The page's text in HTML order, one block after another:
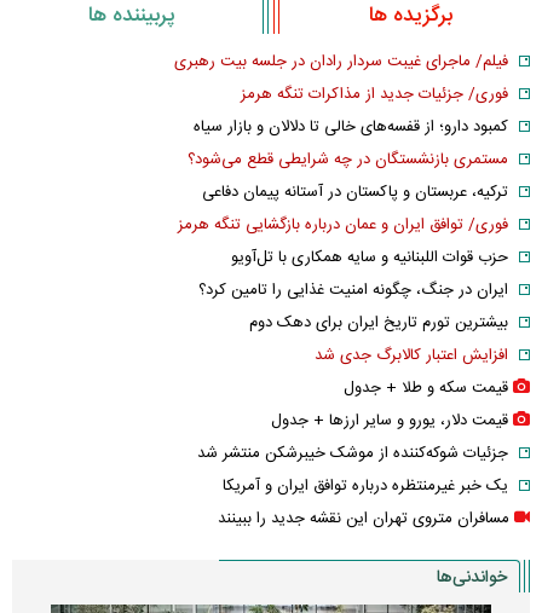
برگزیده ها پربیننده ها
فیلم/ ماجرای غیبت سردار رادان در جلسه بیت رهبری
فوری/ جزئیات جدید از مذاکرات تنگه هرمز
کمبود دارو؛ از قفسه‌های خالی تا دلالان و بازار سیاه
مستمری بازنشستگان در چه شرایطی قطع می‌شود؟
ترکیه، عربستان و پاکستان در آستانه پیمان دفاعی
فوری/ توافق ایران و عمان درباره بازگشایی تنگه هرمز
حزب قوات اللبنانیه و سایه همکاری با تل‌آویو
ایران در جنگ، چگونه امنیت غذایی را تامین کرد؟
بیشترین تورم تاریخ ایران برای دهک دوم
افزایش اعتبار کالابرگ جدی شد
قیمت سکه و طلا + جدول
قیمت دلار، یورو و سایر ارز‌ها + جدول
جزئیات شوکه‌کننده از موشک خیبرشکن منتشر شد
یک خبر غیرمنتظره درباره توافق ایران و آمریکا
مسافران متروی تهران این نقشه جدید را ببینند
خواندنی‌ها